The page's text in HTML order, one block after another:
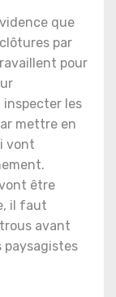
que
par
pour
inspecter les
mettre en
vont
être
il faut
avant
paysagistes